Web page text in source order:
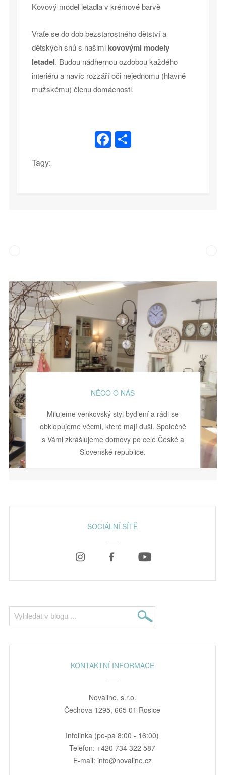
Kovový model letadla v krémové barvě
Vraťe se do dob bezstarostného dětství a
dětských snů s našimi kovovými modely
letadel. Budou nádhernou ozdobou každého
interiéru a navíc rozzáří oči nejednomu (hlavně
mužskému) členu domácnosti.
Facebook
Share
Tagy:
NĚCO O NÁS
Milujeme venkovský styl bydlení a rádi se
obklopujeme věcmi, které mají duši. Společně
s Vámi zkrášlujeme domovy po celé České a
Slovenské republice.
SOCIÁLNÍ SÍTĚ
KONTAKTNÍ INFORMACE
Novaline, s.r.o.
Čechova 1295, 665 01 Rosice
Infolinka (po-pá 8:00 - 16:00)
Telefon: +420 734 322 587
E-mail: info@novaline.cz